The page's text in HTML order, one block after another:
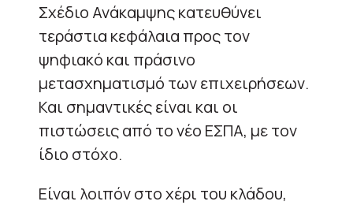
Σχέδιο Ανάκαμψης κατευθύνει
τεράστια κεφάλαια προς τον
ψηφιακό και πράσινο
μετασχηματισμό των επιχειρήσεων.
Και σημαντικές είναι και οι
πιστώσεις από το νέο ΕΣΠΑ, με τον
ίδιο στόχο.
Είναι λοιπόν στο χέρι του κλάδου,